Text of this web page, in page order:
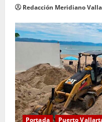
Redacción Meridiano
Portada Puerto